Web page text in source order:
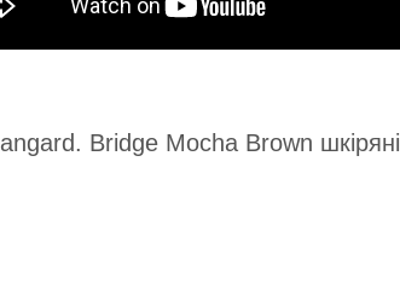
Bridge Mocha Brown шкіряні